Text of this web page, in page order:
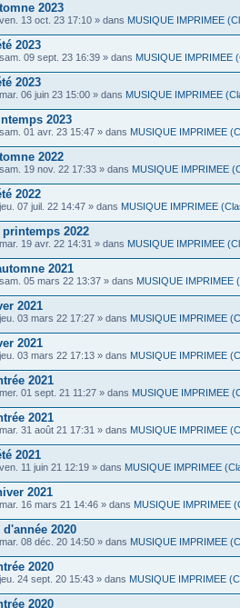
2023
ven. 13 oct. 23 17:10 » dans MUSIQUE IMPRIMEE
2023
sam. 09 sept. 23 16:39 » dans MUSIQUE IMPRIMEE
2023
mar. 06 juin 23 15:00 » dans MUSIQUE IMPRIMEE
2023
sam. 01 avr. 23 15:47 » dans MUSIQUE IMPRIMEE
2022
sam. 19 nov. 22 17:33 » dans MUSIQUE IMPRIMEE
2022
jeu. 07 juil. 22 14:47 » dans MUSIQUE IMPRIMEE
2022
mar. 19 avr. 22 14:31 » dans MUSIQUE IMPRIMEE
2021
sam. 05 mars 22 13:37 » dans MUSIQUE IMPRIMEE
2021
jeu. 03 mars 22 17:27 » dans MUSIQUE IMPRIMEE
2021
jeu. 03 mars 22 17:13 » dans MUSIQUE IMPRIMEE
2021
mer. 01 sept. 21 11:27 » dans MUSIQUE IMPRIMEE
2021
mar. 31 août 21 17:31 » dans MUSIQUE IMPRIMEE
2021
ven. 11 juin 21 12:19 » dans MUSIQUE IMPRIMEE
2021
mar. 16 mars 21 14:46 » dans MUSIQUE IMPRIMEE
2020
mar. 08 déc. 20 14:50 » dans MUSIQUE IMPRIMEE
2020
jeu. 24 sept. 20 15:43 » dans MUSIQUE IMPRIMEE
2020